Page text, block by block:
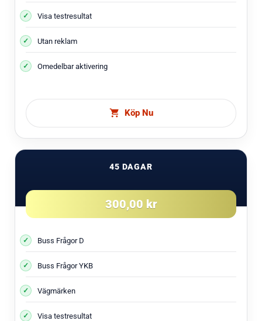
Visa testresultat
Utan reklam
Omedelbar aktivering
Köp Nu
45 DAGAR
300,00 kr
Buss Frågor D
Buss Frågor YKB
Vägmärken
Visa testresultat